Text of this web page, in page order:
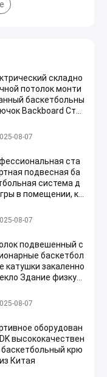
складно
потолок монти
баскетбольны
Backboard Сто
крючок для
баскетбола
08-07
ста
подвесная ба
система д
в помещении, кр
баскетбола
08-07
подвешенный с
баскетбол
катушки закаленно
Здание физкул
стенд
баскетбола
08-07
оборудован
высококачествен
крю
Китая